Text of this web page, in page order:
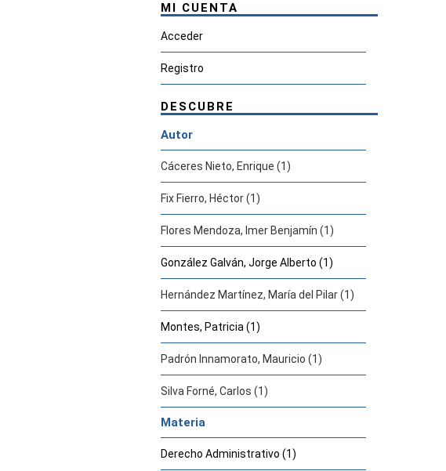
MI CUENTA
Acceder
Registro
DESCUBRE
Autor
Cáceres Nieto, Enrique (1)
Fix Fierro, Héctor (1)
Flores Mendoza, Imer Benjamín (1)
González Galván, Jorge Alberto (1)
Hernández Martínez, María del Pilar (1)
Montes, Patricia (1)
Padrón Innamorato, Mauricio (1)
Silva Forné, Carlos (1)
Materia
Derecho Administrativo (1)